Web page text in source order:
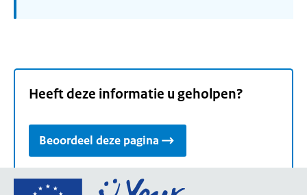
Heeft deze informatie u geholpen?
Beoordeel deze pagina
Ga